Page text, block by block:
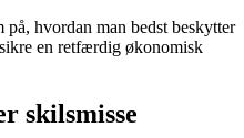
hvordan man bedst beskytter
en retfærdig økonomisk
skilsmisse